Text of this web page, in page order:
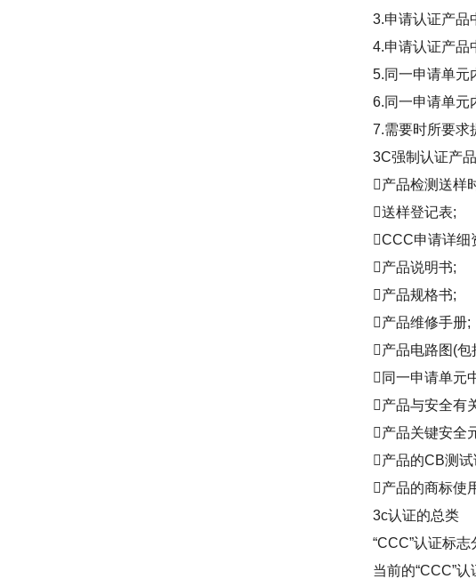
3.申请认证产品中
4.申请认证产品
5.同一申请单元
6.同一申请单元内
7.需要时所要求提
3C强制认证产品
产品检测送样时
送样登记表;
CCC申请详细
产品说明书;
产品规格书;
产品维修手册;
产品电路图(包
同一申请单元中
产品与安全有关
产品关键安全元
产品的CB测试
产品的商标使用
3c认证的总类
“CCC”认证标志
当前的“CCC”认